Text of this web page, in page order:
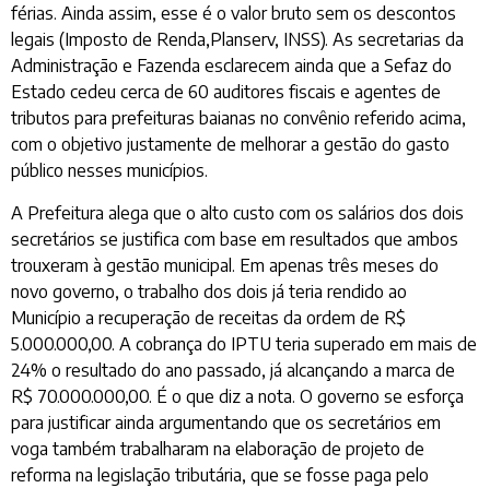
férias. Ainda assim, esse é o valor bruto sem os descontos
legais (Imposto de Renda,Planserv, INSS). As secretarias da
Administração e Fazenda esclarecem ainda que a Sefaz do
Estado cedeu cerca de 60 auditores fiscais e agentes de
tributos para prefeituras baianas no convênio referido acima,
com o objetivo justamente de melhorar a gestão do gasto
público nesses municípios.
A Prefeitura alega que o alto custo com os salários dos dois
secretários se justifica com base em resultados que ambos
trouxeram à gestão municipal. Em apenas três meses do
novo governo, o trabalho dos dois já teria rendido ao
Município a recuperação de receitas da ordem de R$
5.000.000,00. A cobrança do IPTU teria superado em mais de
24% o resultado do ano passado, já alcançando a marca de
R$ 70.000.000,00. É o que diz a nota. O governo se esforça
para justificar ainda argumentando que os secretários em
voga também trabalharam na elaboração de projeto de
reforma na legislação tributária, que se fosse paga pelo